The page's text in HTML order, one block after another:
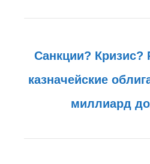
Санкции? Кризис?
казначейские
миллиард